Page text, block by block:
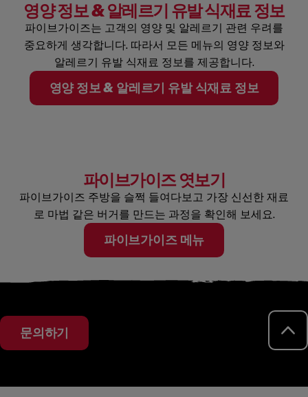
영양 정보 & 알레르기 유발 식재료 정보
파이브가이즈는 고객의 영양 및 알레르기 관련 우려를
중요하게 생각합니다. 따라서 모든 메뉴의 영양 정보와
알레르기 유발 식재료 정보를 제공합니다.
영양 정보 & 알레르기 유발 식재료 정보
파이브가이즈 엿보기
파이브가이즈 주방을 슬쩍 들여다보고 가장 신선한 재료
로 마법 같은 버거를 만드는 과정을 확인해 보세요.
파이브가이즈 메뉴
문의하기